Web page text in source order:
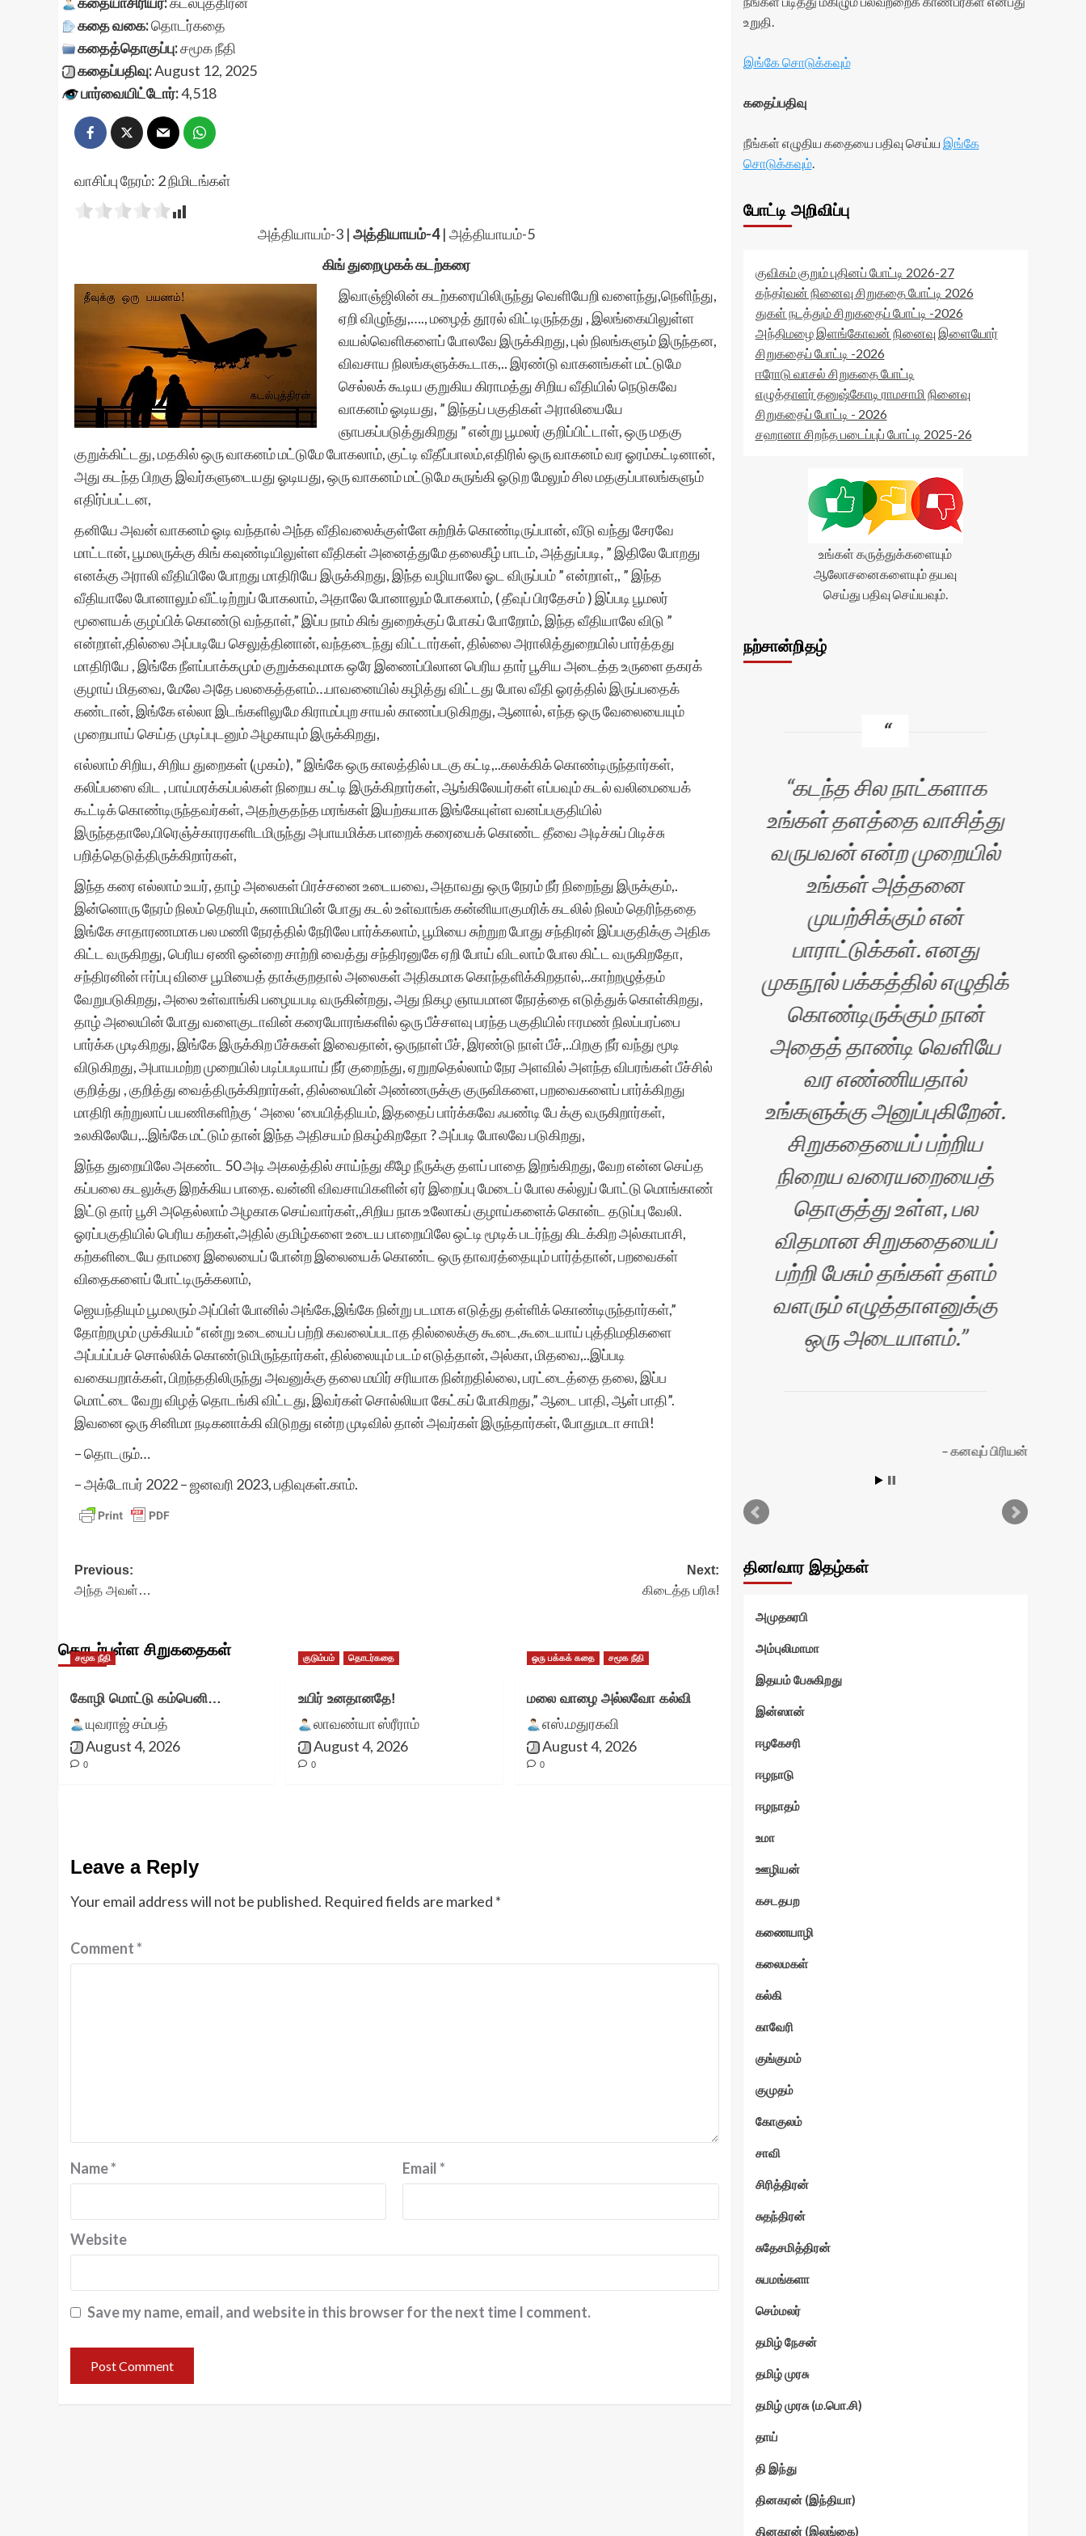
கதை வகை:தொடர்கதை
கதைத்தொகுப்பு:சமூக நீதி
கதைப்பதிவு:August 12, 2025
பார்வையிட்டோர்:4,518
வாசிப்பு நேரம்: 2நிமிடங்கள்
அத்தியாயம்-3 |அத்தியாயம்-4|அத்தியாயம்-5
கிங் துறைமுகக் கடற்கரை
இவாஞ்ஜிலின் கடற்கரையிலிருந்து வெளியேறி வளைந்து,நெளிந்து,
ஏறி விழுந்து,…., மழைத் தூரல் விட்டிருந்தது , இலங்கையிலுள்ள
வயல்வெளிகளைப் போலவே இருக்கிறது, புல் நிலங்களும் இருந்தன,
விவசாய நிலங்களுக்கூடாக,.. இரண்டு வாகனங்கள் மட்டுமே
செல்லக் கூடிய குறுகிய கிராமத்து சிறிய வீதியில் நெடுகவே
வாகனம் ஓடியது, ” இந்தப் பகுதிகள் அராலியையே
ஞாபகப்படுத்துகிறது ” என்று பூமலர் குறிப்பிட்டாள், ஒரு மதகு
குறுக்கிட்டது, மதகில் ஒரு வாகனம் மட்டுமே போகலாம், குட்டி வீதீப்பாலம்,எதிரில் ஒரு வாகனம் வர ஓரம்கட்டினான்,
அது கடந்த பிறகு இவர்களுடையது ஓடியது, ஒரு வாகனம் மட்டுமே சுருங்கி ஓடுற மேலும் சில மதகுப்பாலங்களும்
எதிர்ப்பட்டன,
தனியே அவன் வாகனம் ஓடி வந்தால் அந்த வீதிவலைக்குள்ளே சுற்றிக் கொண்டிருப்பான், வீடு வந்து சேரவே
மாட்டான், பூமலருக்கு கிங் கவுண்டியிலுள்ள வீதிகள் அனைத்துமே தலைகீழ் பாடம், அத்துப்படி, ” இதிலே போறது
எனக்கு அராலி வீதியிலே போறது மாதிரியே இருக்கிறது, இந்த வழியாலே ஓட விருப்பம் ” என்றாள்,, ” இந்த
வீதியாலே போனாலும் வீட்டிற்றுப் போகலாம், அதாலே போனாலும் போகலாம், ( தீவுப் பிரதேசம் ) இப்படி பூமலர்
மூளையக் குழப்பிக் கொண்டு வந்தாள்,” இப்ப நாம் கிங் துறைக்குப் போகப் போறோம், இந்த வீதியாலே விடு ”
என்றாள்,தில்லை அப்படியே செலுத்தினான், வந்தடைந்து விட்டார்கள், தில்லை அராலித்துறையில் பார்த்தது
மாதிரியே , இங்கே நீளப்பாக்கமும் குறுக்கவுமாக ஒரே இணைப்பிலான பெரிய தார் பூசிய அடைத்த உருளை தகரக்
குழாய் மிதவை, மேலே அதே பலகைத்தளம்…பாவனையில் கழித்து விட்டது போல வீதி ஓரத்தில் இருப்பதைக்
கண்டான், இங்கே எல்லா இடங்களிலுமே கிராமப்புற சாயல் காணப்படுகிறது, ஆனால், எந்த ஒரு வேலையையும்
முறையாய் செய்த முடிப்புடனும் அழகாயும் இருக்கிறது,
எல்லாம் சிறிய, சிறிய துறைகள் (முகம்), ” இங்கே ஒரு காலத்தில் படகு கட்டி,..கலக்கிக் கொண்டிருந்தார்கள்,
கலிப்பஸை விட , பாய்மரக்கப்பல்கள் நிறைய கட்டி இருக்கிறார்கள், ஆங்கிலேயர்கள் எப்பவும் கடல் வலிமையைக்
கூட்டிக் கொண்டிருந்தவர்கள், அதற்குதந்த மரங்கள் இயற்கயாக இங்கேயுள்ள வனப்பகுதியில்
இருந்ததாலே,பிரெஞ்ச்காரரகளிடமிருந்து அபாயமிக்க பாறைக் கரையைக் கொண்ட தீவை அடிச்சுப் பிடிச்சு
பறித்தெடுத்திருக்கிறார்கள்,
இந்த கரை எல்லாம் உயர், தாழ் அலைகள் பிரச்சனை உடையவை, அதாவது ஒரு நேரம் நீர் நிறைந்து இருக்கும்,.
இன்னொரு நேரம் நிலம் தெரியும், சுனாமியின் போது கடல் உள்வாங்க கன்னியாகுமரிக் கடலில் நிலம் தெரிந்ததை
இங்கே சாதாரணமாக பல மணி நேரத்தில் நேரிலே பார்க்கலாம், பூமியை சுற்றுற போது சந்திரன் இப்பகுதிக்கு அதிக
கிட்ட வருகிறது, பெரிய ஏணி ஒன்றை சாற்றி வைத்து சந்திரனுகே ஏறி போய் விடலாம் போல கிட்ட வருகிறதோ,
சந்திரனின் ஈர்ப்பு விசை பூமியைத் தாக்குறதால் அலைகள் அதிகமாக கொந்தளிக்கிறதால்,..காற்றழுத்தம்
வேறுபடுகிறது, அலை உள்வாங்கி பழையபடி வருகின்றது, அது நிகழ ஞாயமான நேரத்தை எடுத்துக் கொள்கிறது,
தாழ் அலையின் போது வளைகுடாவின் கரையோரங்களில் ஒரு பீச்சளவு பரந்த பகுதியில் ஈரமண் நிலப்பரப்பை
பார்க்க முடிகிறது, இங்கே இருக்கிற பீச்சுகள் இவைதான், ஒருநாள் பீச், இரண்டு நாள் பீச்,..பிறகு நீர் வந்து மூடி
விடுகிறது, அபாயமற்ற முறையில் படிப்படியாய் நீர் குறைந்து, ஏறுறதெல்லாம் நேர அளவில் அளந்த விபரங்கள் பீச்சில்
குறித்து , குறித்து வைத்திருக்கிறார்கள், தில்லையின் அண்ணருக்கு குருவிகளை, பறவைகளைப் பார்க்கிறது
மாதிரி சுற்றுலாப் பயணிகளிற்கு ‘ அலை ‘பையித்தியம், இததைப் பார்க்கவே ஃபண்டி பே க்கு வருகிறார்கள்,
உலகிலேயே,..இங்கே மட்டும் தான் இந்த அதிசயம் நிகழ்கிறதோ ? அப்படி போலவே படுகிறது,
இந்த துறையிலே அகண்ட 50 அடி அகலத்தில் சாய்ந்து கீழே நீருக்கு தளப் பாதை இறங்கிறது, வேற என்ன செய்த
கப்பலை கடலுக்கு இறக்கிய பாதை. வன்னி விவசாயிகளின் ஏர் இறைப்பு மேடைப் போல கல்லுப் போட்டு மொங்காண்
இட்டு தார் பூசி அதெல்லாம் அழகாக செய்வார்கள்,,சிறிய நாக உலோகப் குழாய்களைக் கொன்ட தடுப்பு வேலி.
ஓரப்பகுதியில் பெரிய கற்கள்,அதில் குமிழ்களை உடைய பாறையிலே ஒட்டி மூடிக் படர்ந்து கிடக்கிற அல்காபாசி,
கற்களிடையே தாமரை இலையைப் போன்ற இலையைக் கொண்ட ஒரு தாவரத்தையும் பார்த்தான், பறவைகள்
விதைகளைப் போட்டிருக்கலாம்,
ஜெயந்தியும் பூமலரும் அப்பிள் போனில் அங்கே,இங்கே நின்று படமாக எடுத்து தள்ளிக் கொண்டிருந்தார்கள்,”
தோற்றமும் முக்கியம் “என்று உடையைப் பற்றி கவலைப்படாத தில்லைக்கு கூடை,கூடையாய் புத்திமதிகளை
அப்பப்ப்பச் சொல்லிக் கொண்டுமிருந்தார்கள், தில்லையும் படம் எடுத்தான், அல்கா, மிதவை,..இப்படி
வகையறாக்கள், பிறந்ததிலிருந்து அவனுக்கு தலை மயிர் சரியாக நின்றதில்லை, பரட்டைத்தை தலை, இப்ப
மொட்டை வேறு விழத் தொடங்கி விட்டது, இவர்கள் சொல்லியா கேட்கப் போகிறது,” ஆடை பாதி, ஆள் பாதி”.
இவனை ஒரு சினிமா நடிகனாக்கி விடுறது என்ற முடிவில் தான் அவர்கள் இருந்தார்கள், போதுமடா சாமி!
– தொடரும்…
– அக்டோபர் 2022 – ஜனவரி 2023, பதிவுகள்.காம்.
Post
navigation
Previous:
அந்த அவள்…
Next:
கிடைத்த பரிசு!
தொடர்புள்ள சிறுகதைகள்
சமூக நீதி
கோழி மொட்டு கம்பெனி…
யுவராஜ் சம்பத்
August 4, 2026
0
குடும்பம் தொடர்கதை
உயிர் உனதானதே!
லாவண்யா ஸ்ரீராம்
August 4, 2026
0
ஒரு பக்கக் கதை சமூக நீதி
மலை வாழை அல்லவோ கல்வி
எஸ்.மதுரகவி
August 4, 2026
0
Leave a Reply
Your email address will not be published. Required fields are marked *
Comment*
Name* Email*
Website
Save my name, email, and website in this browser for the next time I comment.
உறுதி.
இங்கே சொடுக்கவும்
கதைப்பதிவு
நீங்கள் எழுதிய கதையை பதிவு செய்ய இங்கே
சொடுக்கவும்.
போட்டி அறிவிப்பு
குவிகம் குறும் புதினப் போட்டி 2026-27
கந்தர்வன் நினைவு சிறுகதை போட்டி 2026
துகள் நடத்தும் சிறுகதைப் போட்டி -2026
அந்திமழை இளங்கோவன் நினைவு இளையோர்
சிறுகதைப் போட்டி -2026
ஈரோடு வாசல் சிறுகதை போட்டி
எழுத்தாளர் தனுஷ்கோடி ராமசாமி நினைவு
சிறுகதைப் போட்டி - 2026
சஹானா சிறந்த படைப்புப் போட்டி 2025-26
உங்கள் கருத்துக்களையும்
ஆலோசனைகளையும் தயவு
செய்து பதிவு செய்யவும்.
நற்சான்றிதழ்
ஒரு கூகுள் தேடலில்
உங்கள் தளத்தை
கதைகளை அங்கு
கண்டேன். உங்கள்
தளத்தின் வடிவமைப்பும்,
இயங்குமுறையும் சிறப்பாக
இருக்கிறது. வாழ்த்துகளும்,
நன்றியும்!
பாரதி தம்பி
கடந்த சில நாட்களாக
உங்கள் தளத்தை வாசித்து
வருபவன் என்ற முறையில்
உங்கள் அத்தனை
முயற்சிக்கும் என்
பாராட்டுக்கள். எனது
முகநூல் பக்கத்தில் எழுதிக்
கொண்டிருக்கும் நான்
அதைத் தாண்டி வெளியே
வர எண்ணியதால்
உங்களுக்கு அனுப்புகிறேன்.
சிறுகதையைப் பற்றிய
நிறைய வரையறையைத்
தொகுத்து உள்ள, பல
விதமான சிறுகதையைப்
பற்றி பேசும் தங்கள் தளம்
வளரும் எழுத்தாளனுக்கு
ஒரு அடையாளம்.
கனவுப் பிரியன்
தின/வார இதழ்கள்
அமுதசுரபி
அம்புலிமாமா
இதயம் பேசுகிறது
இன்ஸான்
ஈழகேசரி
ஈழநாடு
ஈழநாதம்
உமா
ஊழியன்
கசடதபற
கணையாழி
கலைமகள்
கல்கி
காவேரி
குங்குமம்
குமுதம்
கோகுலம்
சாவி
சிரித்திரன்
சுதந்திரன்
சுதேசமித்திரன்
சுபமங்களா
செம்மலர்
தமிழ் நேசன்
தமிழ் முரசு
தமிழ் முரசு (ம.பொ.சி)
தாய்
தி இந்து
தினகரன் (இந்தியா)
தினகரன் (இலங்கை)